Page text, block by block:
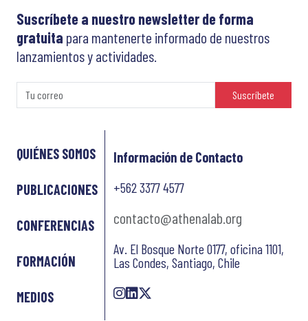
Suscríbete a nuestro newsletter de forma
gratuita para mantenerte informado de nuestros
lanzamientos y actividades.
Suscríbete
QUIÉNES SOMOS
PUBLICACIONES
CONFERENCIAS
FORMACIÓN
MEDIOS
Información de Contacto
+562 3377 4577
contacto@athenalab.org
Av. El Bosque Norte 0177, oficina 1101,
Las Condes, Santiago, Chile